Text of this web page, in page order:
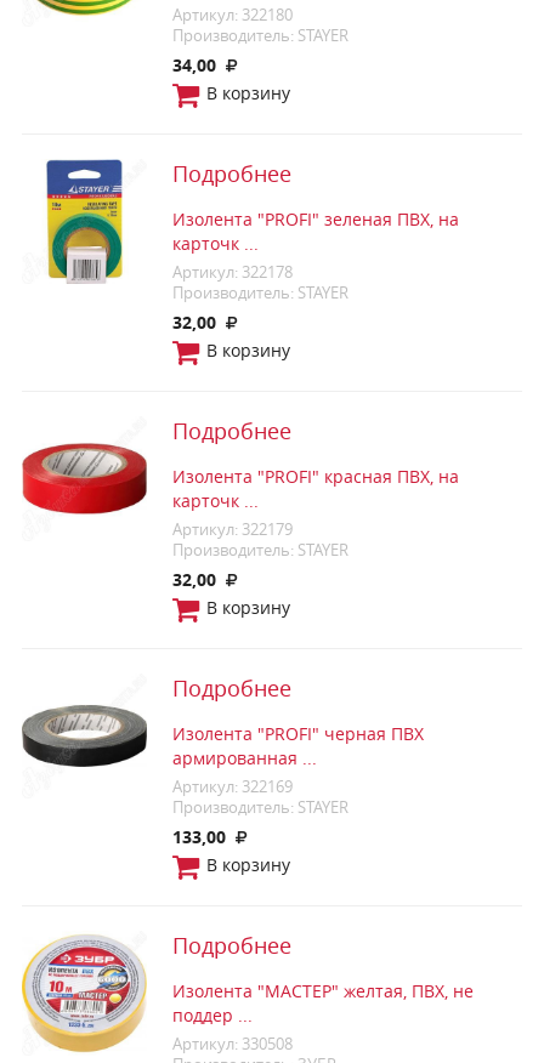
Артикул: 322180
Производитель: STAYER
34,00
В корзину
Подробнее
Изолента "PROFI" зеленая ПВХ, на
карточк ...
Артикул: 322178
Производитель: STAYER
32,00
В корзину
Подробнее
Изолента "PROFI" красная ПВХ, на
карточк ...
Артикул: 322179
Производитель: STAYER
32,00
В корзину
Подробнее
Изолента "PROFI" черная ПВХ
армированная ...
Артикул: 322169
Производитель: STAYER
133,00
В корзину
Подробнее
Изолента "МАСТЕР" желтая, ПВХ, не
поддер ...
Артикул: 330508